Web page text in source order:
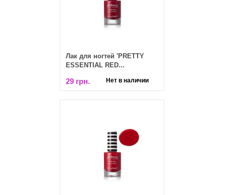
Лак для ногтей 'PRETTY
ESSENTIAL RED...
29 грн. Нет в наличии